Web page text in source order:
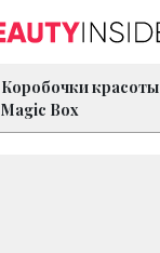
Коробочки красоты
Magic Box